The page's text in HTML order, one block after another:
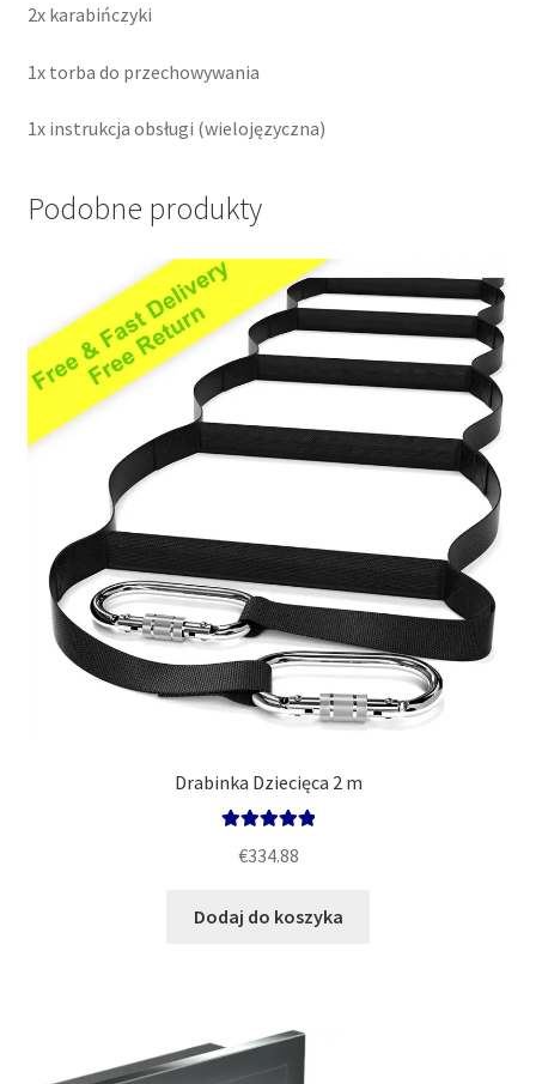
2x karabińczyki
1x torba do przechowywania
1x instrukcja obsługi (wielojęzyczna)
Podobne produkty
Drabinka Dziecięca 2 m
€334.88
Dodaj do koszyka